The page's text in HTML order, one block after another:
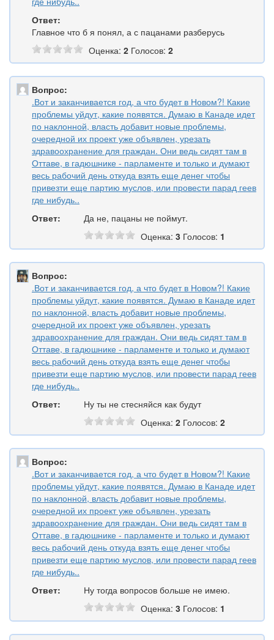
Ответ:
Главное что б я понял, а с пацанами разберусь
Оценка: 2 Голосов: 2
Вопрос:
.Вот и заканчивается год, а что будет в Новом?! Какие
проблемы уйдут, какие появятся. Думаю в Канаде идет
по наклонной, власть добавит новые проблемы,
очередной их проект уже объявлен, урезать
здравоохранение для граждан. Они ведь сидят там в
Оттаве, в гадюшнике - парламенте и только и думают
весь рабочий день откуда взять еще денег чтобы
привезти еще партию муслов, или провести парад геев
где нибудь..
Ответ:
Да не, пацаны не поймут.
Оценка: 3 Голосов: 1
Вопрос:
.Вот и заканчивается год, а что будет в Новом?! Какие
проблемы уйдут, какие появятся. Думаю в Канаде идет
по наклонной, власть добавит новые проблемы,
очередной их проект уже объявлен, урезать
здравоохранение для граждан. Они ведь сидят там в
Оттаве, в гадюшнике - парламенте и только и думают
весь рабочий день откуда взять еще денег чтобы
привезти еще партию муслов, или провести парад геев
где нибудь..
Ответ:
Ну ты не стесняйся как будут
Оценка: 2 Голосов: 2
Вопрос:
.Вот и заканчивается год, а что будет в Новом?! Какие
проблемы уйдут, какие появятся. Думаю в Канаде идет
по наклонной, власть добавит новые проблемы,
очередной их проект уже объявлен, урезать
здравоохранение для граждан. Они ведь сидят там в
Оттаве, в гадюшнике - парламенте и только и думают
весь рабочий день откуда взять еще денег чтобы
привезти еще партию муслов, или провести парад геев
где нибудь..
Ответ:
Ну тогда вопросов больше не имею.
Оценка: 3 Голосов: 1